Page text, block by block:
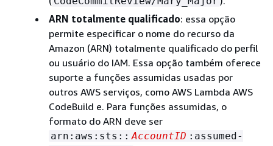
ARN totalmente qualificado: essa opção
permite especificar o nome do recurso da
Amazon (ARN) totalmente qualificado do perfil
ou usuário do IAM. Essa opção também oferece
suporte a funções assumidas usadas por
outros AWS serviços, como AWS Lambda AWS
CodeBuild e. Para funções assumidas, o
formato do ARN deve ser
arn:aws:sts:: AccountID :assumed-